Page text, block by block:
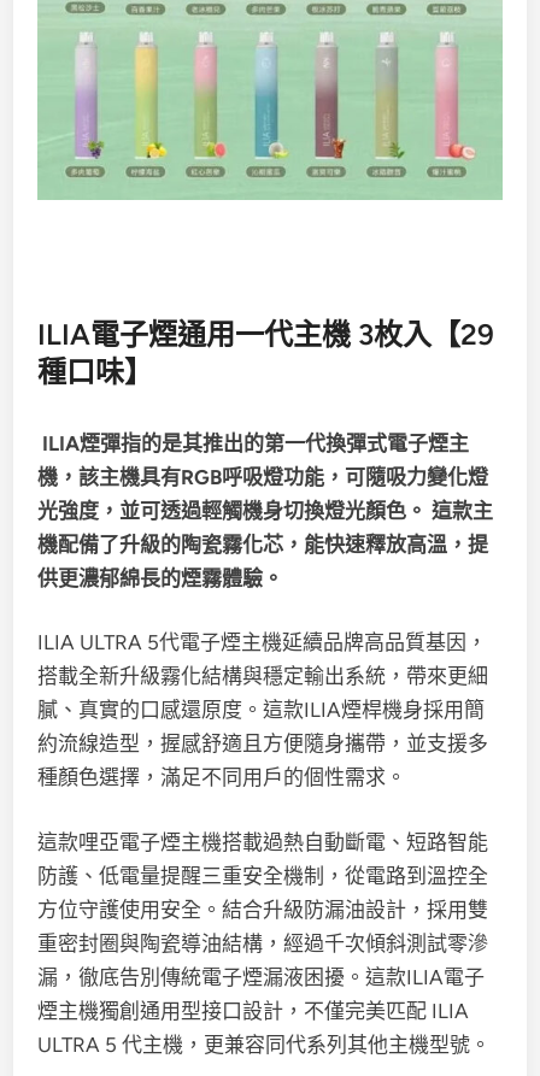
ILIA電子煙通用一代主機 3枚入【29
種口味】
ILIA煙彈指的是其推出的第一代換彈式電子煙主
機，該主機具有RGB呼吸燈功能，可隨吸力變化燈
光強度，並可透過輕觸機身切換燈光顏色。這款主
機配備了升級的陶瓷霧化芯， 能快速釋放高溫，提
供更濃郁綿長的煙霧體驗。
ILIA ULTRA 5代電子煙主機延續品牌高品質基因，
搭載全新升級霧化結構與穩定輸出系統，帶來更細
膩、真實的口感還原度。這款ILIA煙桿機身採用簡
約流線造型，握感舒適且方便隨身攜帶，並支援多
種顏色選擇，滿足不同用戶的個性需求。
這款哩亞電子煙主機搭載過熱自動斷電、短路智能
防護、低電量提醒三重安全機制，從電路到溫控全
方位守護使用安全。結合升級防漏油設計，採用雙
重密封圈與陶瓷導油結構，經過千次傾斜測試零滲
漏，徹底告別傳統電子煙漏液困擾。​這款ILIA電子
煙主機獨創通用型接口設計，不僅完美匹配 ILIA
ULTRA 5 代主機，更兼容同代系列其他主機型號。